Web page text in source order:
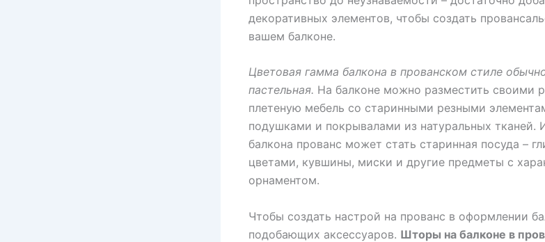
декоративных элементов, чтобы создать
вашем балконе.
Цветовая гамма балкона в прованском стиле
пастельная. На балконе можно разместить своими
плетеную мебель со старинными резными
подушками и покрывалами из натуральных тканей.
балкона прованс может стать старинная посуда –
цветами, кувшины, миски и другие предметы с
орнаментом.
Чтобы создать настрой на прованс в оформлении
подобающих аксессуаров. Шторы на балконе в